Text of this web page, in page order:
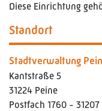
Diese Einrichtung
Standort
Stadtverwaltung
Kantstraße 5
31224 Peine
Postfach 1760 - 31207